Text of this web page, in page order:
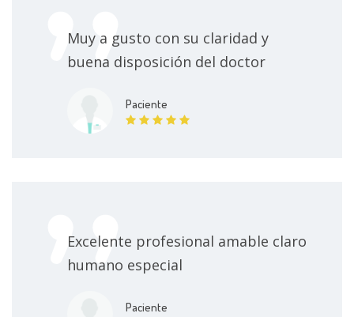
Muy a gusto con su claridad y
buena disposición del doctor
Paciente
Excelente profesional amable claro
humano especial
Paciente